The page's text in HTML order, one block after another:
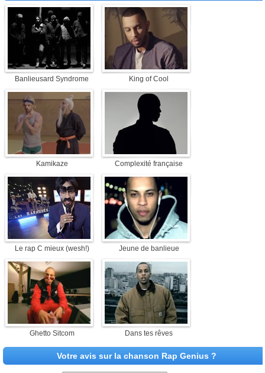
Banlieusard Syndrome King of Cool
Kamikaze Complexité française
Le rap C mieux (wesh!) Jeune de banlieue
Ghetto Sitcom Dans tes rêves
Votre avis sur la chanson Rap Genius ?